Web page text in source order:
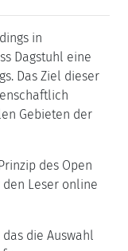
in
Dagstuhl eine
Das Ziel dieser
Gebieten der
des Open
Leser online
die Auswahl